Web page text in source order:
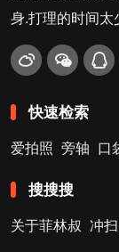
身.打理的时间太
快速检索
爱拍照 旁轴 口
搜搜搜
关于菲林叔 冲